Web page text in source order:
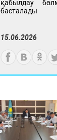
қабылдау
басталады
15.06.2026